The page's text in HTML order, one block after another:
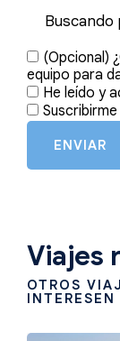
(Opcional)
equipo para
He leído y
ENVIAR
Viajes
OTROS
INTERESEN